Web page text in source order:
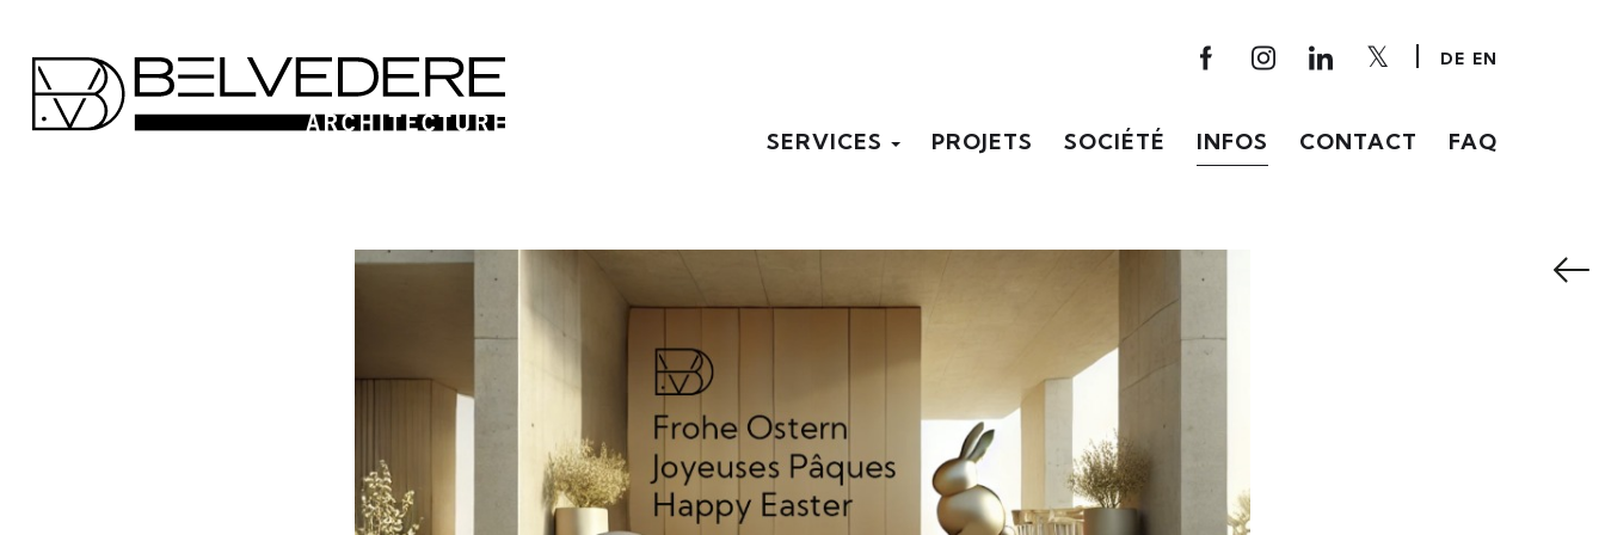
DE EN
SERVICES PROJETS SOCIÉTÉ INFOS CONTACT FAQ